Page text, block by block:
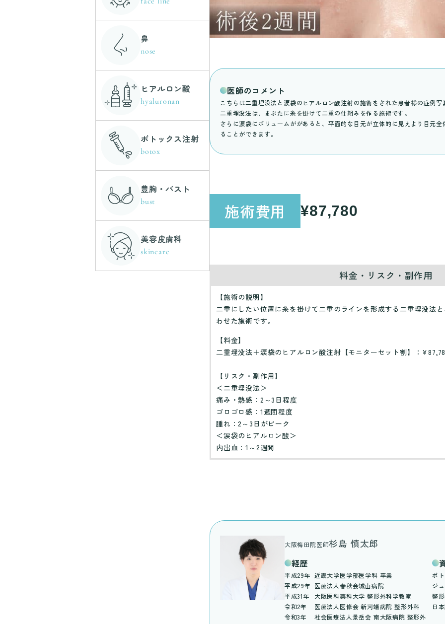
医師のコメント
こちらは二重埋没法と涙袋のヒアルロン酸注射の施術をされた患者様の症例写
二重埋没法は、まぶたに糸を掛けて二重の仕組みを作る施術です。
さらに涙袋にボリュームががあると、平面的な目元が立体的に見えより目元
ることができます。
施術費用 ¥87,780
料金・リスク・副作用
【施術の説明】
二重にしたい位置に糸を掛けて二重のラインを形成する二重埋没法
わせた施術です。
【料金】
二重埋没法＋涙袋のヒアルロン酸注射【モニターセット割】：
【リスク・副作用】
＜二重埋没法＞
痛み・熱感：2～3日程度
ゴロゴロ感：1週間程度
腫れ：2～3日がピーク
＜涙袋のヒアルロン酸＞
内出血：1～2週間
大阪梅田院医師杉島 慎太郎
経歴
平成29年 近畿大学医学部医学科 卒業
平成29年 医療法人春秋会城山病院
平成31年
大阪医科薬科大学 整形外科学教室
令和2年
医療法人医修会 新河端病院 整形外科
令和3年
社会医療法人景岳会 南大阪病院 整形外
ボ
ジ
整
日
鼻
nose
ヒアルロン酸
hyaluronan
ボトックス注射
botox
豊胸・バスト
bust
美容皮膚科
skincare